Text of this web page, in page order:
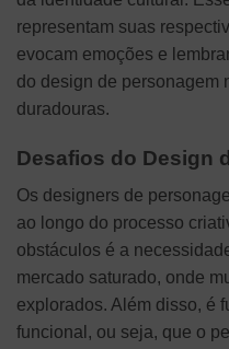
representam suas
evocam emoções e
do design de personagem
duradouras.
Desafios do Design
Os designers de
ao longo do processo
obstáculos é a
mercado saturado, onde
explorados. Além disso, é
funcional, ou seja, que o